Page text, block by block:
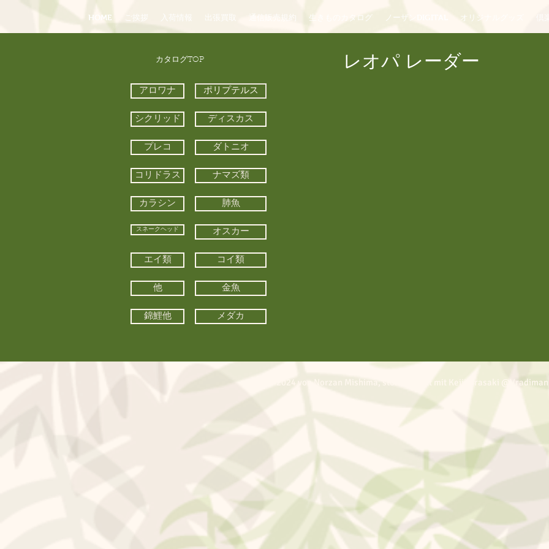
HOME ご挨拶 入荷情報 出張買取 通信販売規約 生きものカタログ ノーザンDIGITAL オリジナルグッズ
​カタログTOP
アロワナ ポリプテルス
シクリッド ディスカス
プレコ ダトニオ
コリドラス ナマズ類
カラシン 肺魚
スネークヘッド オスカー
エイ類 コイ類
他 金魚
錦鯉他 メダカ
レオパ レーダー
© 2024 von Norzan Mishima, stolz erstellt mit Keiji Urasaki